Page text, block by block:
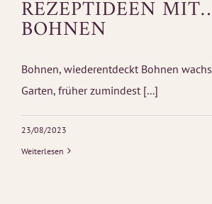
REZEPTIDEEN
BOHNEN
Bohnen, wiederentdeckt Bohnen
Garten, früher zumindest [...]
23/08/2023
Weiterlesen